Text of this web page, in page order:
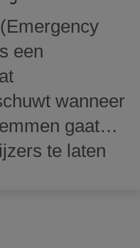
een
wanneer
gaat
te laten